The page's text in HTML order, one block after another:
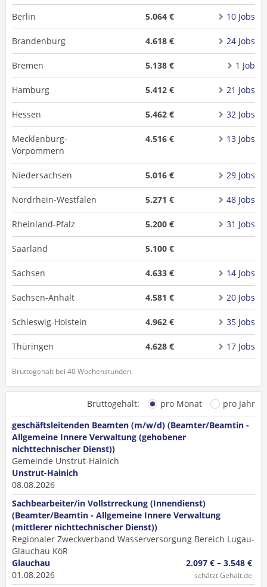
Berlin 5.064 € 10 Jobs
Brandenburg 4.618 € 24 Jobs
Bremen 5.138 € 1 Job
Hamburg 5.412 € 21 Jobs
Hessen 5.462 € 32 Jobs
Mecklenburg-
Vorpommern
4.516 € 13 Jobs
Niedersachsen 5.016 € 29 Jobs
Nordrhein-Westfalen 5.271 € 48 Jobs
Rheinland-Pfalz 5.200 € 31 Jobs
Saarland 5.100 €
Sachsen 4.633 € 14 Jobs
Sachsen-Anhalt 4.581 € 20 Jobs
Schleswig-Holstein 4.962 € 35 Jobs
Thüringen 4.628 € 17 Jobs
Bruttogehalt bei 40 Wochenstunden.
Bruttogehalt: pro Monat
pro Jahr
geschäftsleitenden Beamten (m/w/d) (Beamter/Beamtin -
Allgemeine Innere Verwaltung (gehobener
nichttechnischer Dienst))
Gemeinde Unstrut-Hainich
Unstrut-Hainich
08.08.2026
Sachbearbeiter/in Vollstrreckung (Innendienst)
(Beamter/Beamtin - Allgemeine Innere Verwaltung
(mittlerer nichttechnischer Dienst))
Regionaler Zweckverband Wasserversorgung Bereich Lugau-
Glauchau KöR
Glauchau
01.08.2026
2.097 € – 3.548 €
schätzt Gehalt.de